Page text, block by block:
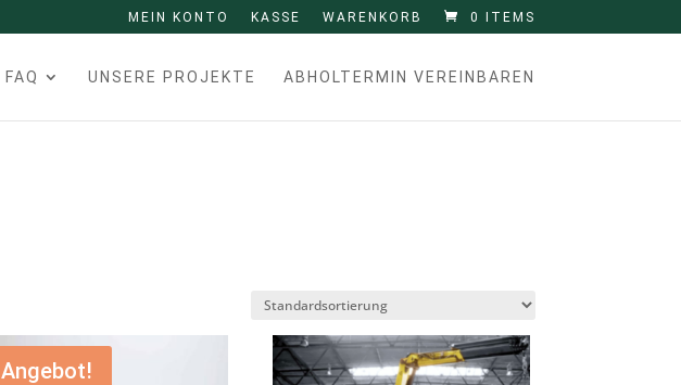
MEIN KONTO KASSE WARENKORB 0 ITEMS
FAQ UNSERE PROJEKTE ABHOLTERMIN VEREINBAREN
Angebot!